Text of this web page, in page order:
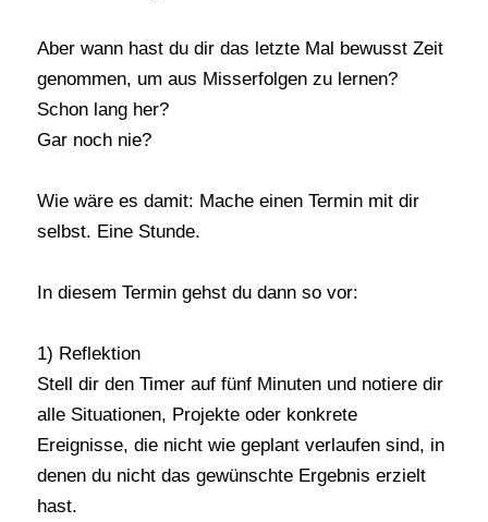
Aber wann hast du dir das letzte Mal bewusst Zeit
genommen, um aus Misserfolgen zu lernen?
Schon lang her?
Gar noch nie?
Wie wäre es damit: Mache einen Termin mit dir
selbst. Eine Stunde.
In diesem Termin gehst du dann so vor:
1) Reflektion
Stell dir den Timer auf fünf Minuten und notiere dir
alle Situationen, Projekte oder konkrete
Ereignisse, die nicht wie geplant verlaufen sind, in
denen du nicht das gewünschte Ergebnis erzielt
hast.